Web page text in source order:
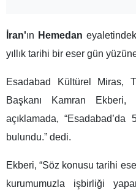
İran'ın Hemedan
yıllık tarihi bir eser gün yüzüne
Esadabad Kültürel Miras,
Başkanı Kamran Ekberi,
açıklamada,
bulundu.” dedi.
Ekberi, “Söz konusu tarihi
kurumumuzla işbirliği